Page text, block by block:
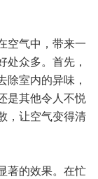
空气中，带来一
众多。首先，
室内的异味，
是其他令人不悦
，让空气变得清
著的效果。在忙